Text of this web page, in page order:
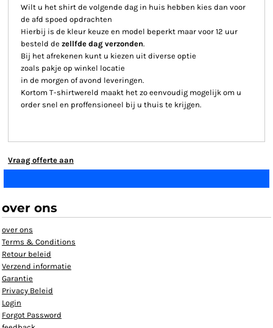
Wilt u het shirt de volgende dag in huis hebben kies dan voor
de afd spoed opdrachten
Hierbij is de kleur keuze en model beperkt maar voor 12 uur
besteld de zellfde dag verzonden.
Bij het afrekenen kunt u kiezen uit diverse optie
zoals pakje op winkel locatie
in de morgen of avond leveringen.
Kortom T-shirtwereld maakt het zo eenvoudig mogelijk om u
order snel en proffensioneel bij u thuis te krijgen.
Vraag offerte aan
over ons
over ons
Terms & Conditions
Retour beleid
Verzend informatie
Garantie
Privacy Beleid
Login
Forgot Password